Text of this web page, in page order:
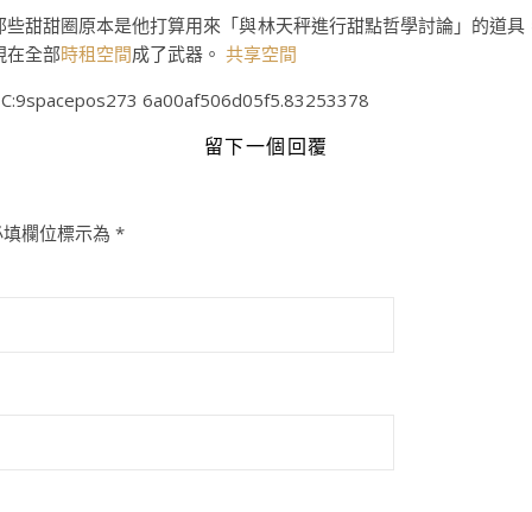
些甜甜圈原本是他打算用來「與林天秤進行甜點哲學討論」的道具
在全部時租空間成了武器。 共享空間
6a00af506d05f5.83253378
留下一個回覆
欄位標示為 *